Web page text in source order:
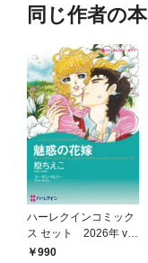
同じ作者の本
ハーレクインコミック
ス セット 2026年 vo
l.800
990